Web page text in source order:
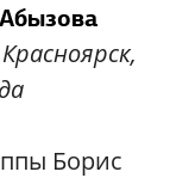
Красноярск,
Борис